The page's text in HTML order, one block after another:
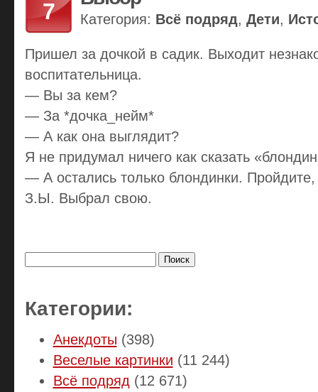
7 Категория: Всё подряд, Дети,
Пришел за дочкой в садик. Выходит
воспитательница.
— Вы за кем?
— За *дочка_нейм*
— А как она выглядит?
Я не придумал ничего как сказать
— А остались только блондинки.
З.Ы. Выбрал свою.
Категории:
Анекдоты (398)
Веселые картинки (11 244)
Всё подряд (12 671)